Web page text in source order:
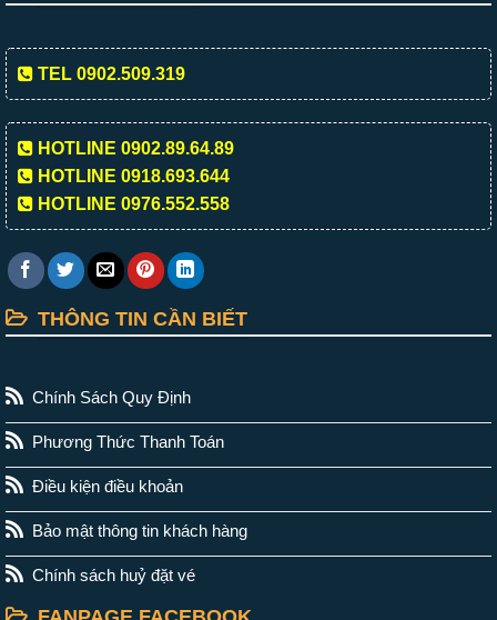
TEL 0902.509.319
HOTLINE 0902.89.64.89
HOTLINE 0918.693.644
HOTLINE 0976.552.558
THÔNG TIN CẦN BIẾT
Chính Sách Quy Định
Phương Thức Thanh Toán
Điều kiện điều khoản
Bảo mật thông tin khách hàng
Chính sách huỷ đặt vé